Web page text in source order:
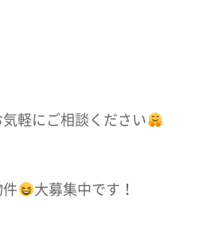
軽にご相談ください
件 大募集中です！